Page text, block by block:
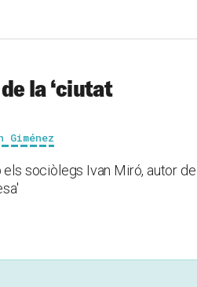
la ‘ciutat
sociòlegs Ivan Miró, autor de